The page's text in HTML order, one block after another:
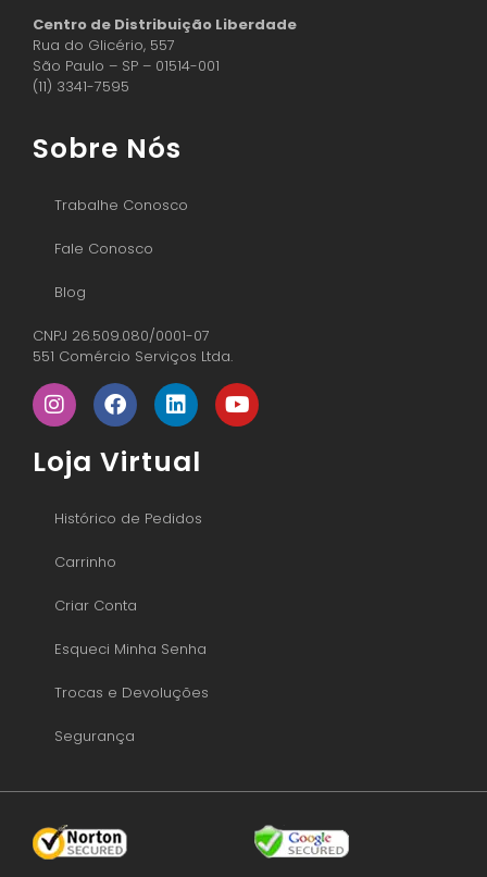
Centro de Distribuição Liberdade
Rua do Glicério, 557
São Paulo – SP – 01514-001
(11) 3341-7595
Sobre Nós
Trabalhe Conosco
Fale Conosco
Blog
CNPJ 26.509.080/0001-07
551 Comércio Serviços Ltda.
Loja Virtual
Histórico de Pedidos
Carrinho
Criar Conta
Esqueci Minha Senha
Trocas e Devoluções
Segurança